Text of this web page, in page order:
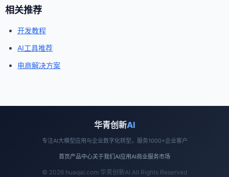
相关推荐
开发教程
AI工具推荐
电商解决方案
华青创新AI
专注AI大模型应用与企业数字化转型，服务1000+企业客户
首页产品中心关于我们 AI应用AI商业服务市场
© 2026 huaqai.com 华青创新AI All Rights Reserved